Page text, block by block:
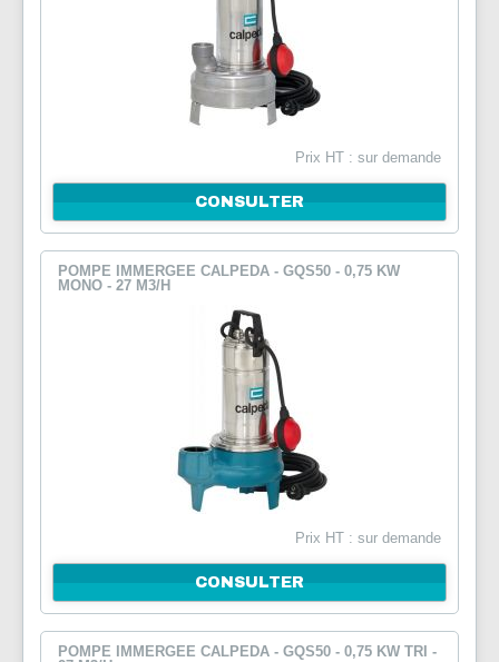
Prix HT : sur demande
CONSULTER
POMPE IMMERGEE CALPEDA - GQS50 - 0,75 KW
MONO - 27 M3/H
Prix HT : sur demande
CONSULTER
POMPE IMMERGEE CALPEDA - GQS50 - 0,75 KW TRI -